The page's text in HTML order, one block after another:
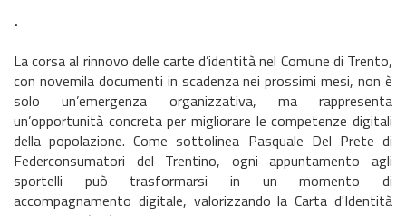
.
La corsa al rinnovo delle carte d’identità nel Comune di Trento,
con novemila documenti in scadenza nei prossimi mesi, non è
solo un’emergenza organizzativa, ma rappresenta
un’opportunità concreta per migliorare le competenze digitali
della popolazione. Come sottolinea Pasquale Del Prete di
Federconsumatori del Trentino, ogni appuntamento agli
sportelli può trasformarsi in un momento di
accompagnamento digitale, valorizzando la Carta d'Identità